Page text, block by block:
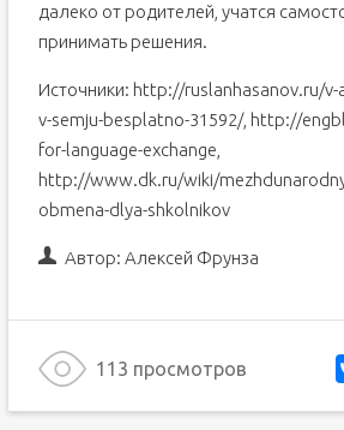
далеко от родителей, учатся
принимать решения.
Источники: http://ruslanhasanov.ru/
v-semju-besplatno-31592/, http://
for-language-exchange,
http://www.dk.ru/wiki/
obmena-dlya-shkolnikov
Автор: Алексей Фрунза
113 просмотров